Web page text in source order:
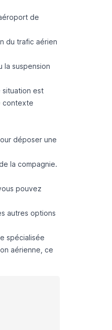
de
du trafic aérien
la suspension
est
contexte
déposer une
la compagnie.
pouvez
autres options
spécialisée
aérienne, ce